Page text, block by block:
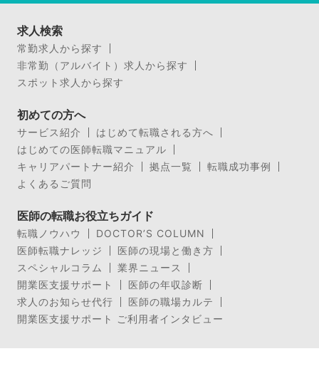
求人検索
常勤求人から探す
非常勤（アルバイト）求人から探す
スポット求人から探す
初めての方へ
サービス紹介
はじめて転職される方へ
はじめての医師転職マニュアル
キャリアパートナー紹介
拠点一覧
転職成功事例
よくあるご質問
医師の転職お役立ちガイド
転職ノウハウ
DOCTOR’S COLUMN
医師転職ナレッジ
医師の現場と働き方
スペシャルコラム
業界ニュース
開業医支援サポート
医師の年収診断
求人のお知らせ代行
医師の職場カルテ
開業医支援サポート ご利用者インタビュー